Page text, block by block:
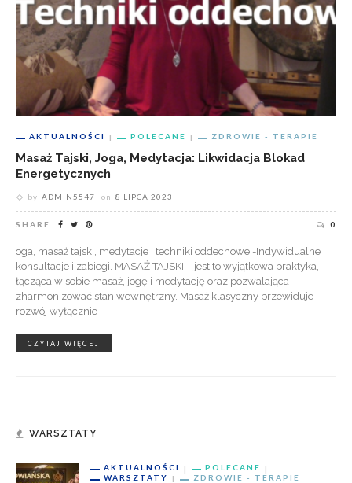
AKTUALNOŚCI POLECANE ZDROWIE - TERAPIE
Masaż Tajski, Joga, Medytacja: Likwidacja Blokad
Energetycznych
by ADMIN5547 on 8 LIPCA 2023
SHARE 0
oga, masaż tajski, medytacje i techniki oddechowe -Indywidualne
konsultacje i zabiegi. MASAŻ TAJSKI – jest to wyjątkowa praktyka,
łącząca w sobie masaż, jogę i medytację oraz pozwalająca
zharmonizować stan wewnętrzny. Masaż klasyczny przewiduje
rozwój wyłącznie
CZYTAJ WIĘCEJ
WARSZTATY
AKTUALNOŚCI
POLECANE
WARSZTATY
ZDROWIE - TERAPIE